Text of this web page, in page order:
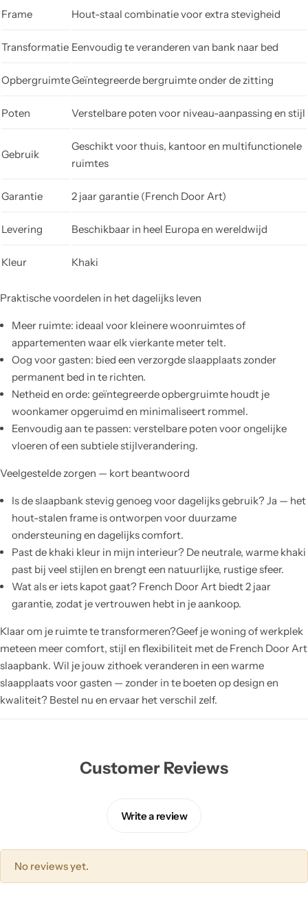
Frame Hout-staal combinatie voor extra stevigheid
Transformatie Eenvoudig te veranderen van bank naar bed
OpbergruimteGeïntegreerde bergruimte onder de zitting
Poten Verstelbare poten voor niveau-aanpassing en stijl
Gebruik
Geschikt voor thuis, kantoor en multifunctionele
ruimtes
Garantie 2 jaar garantie (French Door Art)
Levering Beschikbaar in heel Europa en wereldwijd
Kleur Khaki
Praktische voordelen in het dagelijks leven
Meer ruimte: ideaal voor kleinere woonruimtes of
appartementen waar elk vierkante meter telt.
Oog voor gasten: bied een verzorgde slaapplaats zonder
permanent bed in te richten.
Netheid en orde: geïntegreerde opbergruimte houdt je
woonkamer opgeruimd en minimaliseert rommel.
Eenvoudig aan te passen: verstelbare poten voor ongelijke
vloeren of een subtiele stijlverandering.
Veelgestelde zorgen — kort beantwoord
Is de slaapbank stevig genoeg voor dagelijks gebruik? Ja — het
hout-stalen frame is ontworpen voor duurzame
ondersteuning en dagelijks comfort.
Past de khaki kleur in mijn interieur? De neutrale, warme khaki
past bij veel stijlen en brengt een natuurlijke, rustige sfeer.
Wat als er iets kapot gaat? French Door Art biedt 2 jaar
garantie, zodat je vertrouwen hebt in je aankoop.
Klaar om je ruimte te transformeren?Geef je woning of werkplek
meteen meer comfort, stijl en flexibiliteit met de French Door Art
slaapbank. Wil je jouw zithoek veranderen in een warme
slaapplaats voor gasten — zonder in te boeten op design en
kwaliteit? Bestel nu en ervaar het verschil zelf.
Customer Reviews
Write a review
No reviews yet.